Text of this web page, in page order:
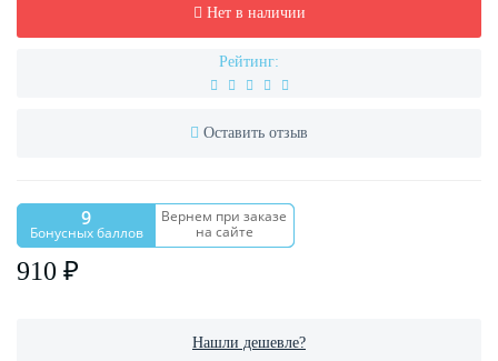
Нет в наличии
Рейтинг:
Оставить отзыв
9
Бонусных баллов
Вернем при заказе
на сайте
910 ₽
Нашли дешевле?